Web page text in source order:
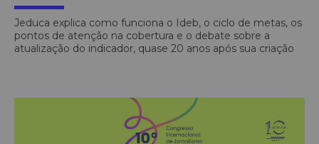
Jeduca explica como funciona o Ideb, o ciclo de metas, os
pontos de atenção na cobertura e o debate sobre a
atualização do indicador, quase 20 anos após sua criação